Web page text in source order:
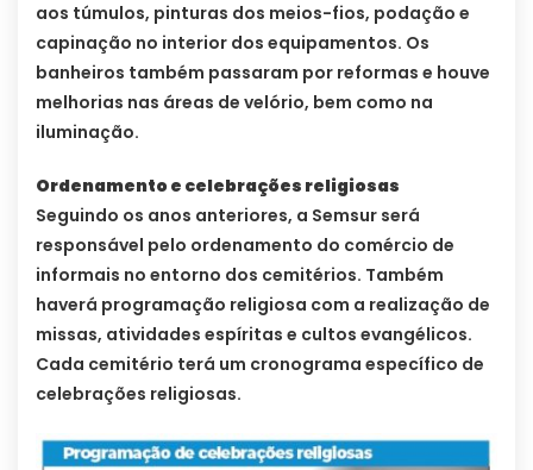
aos túmulos, pinturas dos meios-fios, podação e
capinação no interior dos equipamentos. Os
banheiros também passaram por reformas e houve
melhorias nas áreas de velório, bem como na
iluminação.
Ordenamento e celebrações religiosas
Seguindo os anos anteriores, a Semsur será
responsável pelo ordenamento do comércio de
informais no entorno dos cemitérios. Também
haverá programação religiosa com a realização de
missas, atividades espíritas e cultos evangélicos.
Cada cemitério terá um cronograma específico de
celebrações religiosas.